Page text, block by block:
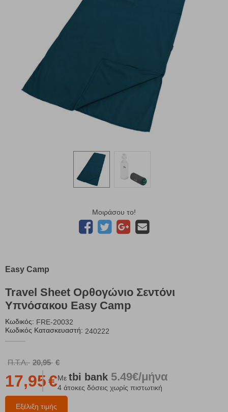
Μοιράσου το!
Easy Camp
Travel Sheet Ορθογώνιο Σεντόνι
Υπνόσακου Easy Camp
Κωδικός: FRE-20032
Κωδικός Κατασκευαστή: 240222
Π.Τ.Λ. 20,95 €
Εξέλιξη τιμής
17,95€Με tbi bank 5.49€/μήνα
4 άτοκες δόσεις χωρίς πιστωτική